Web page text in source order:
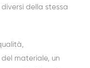
della stessa
materiale, un